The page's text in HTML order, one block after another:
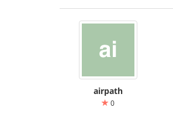
airpath
0